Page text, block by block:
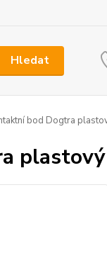
Hledat
bod Dogtra